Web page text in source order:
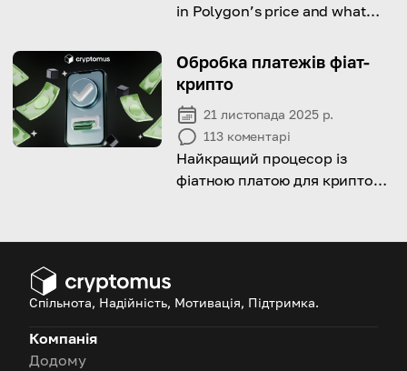
in Polygon’s price and what
recovery.
Обробка платежів фiат-
крипто
21 листопада 2025 р.
113 коментарі
Найкращий процесор із
фіатною платою для крипто
Спільнота, Надійність, Мотивація, Підтримка.
Компанія
Додому